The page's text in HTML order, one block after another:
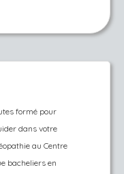
formé pour
dans votre
au Centre
bacheliers en